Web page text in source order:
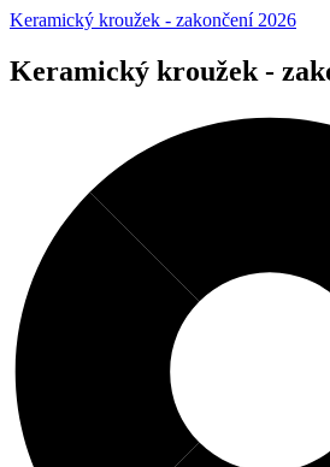
Keramický kroužek - zakončení 2026
Keramický kroužek -